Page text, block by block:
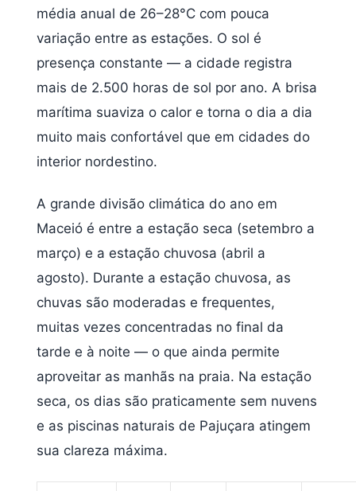
média anual de 26–28°C com pouca
variação entre as estações. O sol é
presença constante — a cidade registra
mais de 2.500 horas de sol por ano. A brisa
marítima suaviza o calor e torna o dia a dia
muito mais confortável que em cidades do
interior nordestino.
A grande divisão climática do ano em
Maceió é entre a estação seca (setembro a
março) e a estação chuvosa (abril a
agosto). Durante a estação chuvosa, as
chuvas são moderadas e frequentes,
muitas vezes concentradas no final da
tarde e à noite — o que ainda permite
aproveitar as manhãs na praia. Na estação
seca, os dias são praticamente sem nuvens
e as piscinas naturais de Pajuçara atingem
sua clareza máxima.